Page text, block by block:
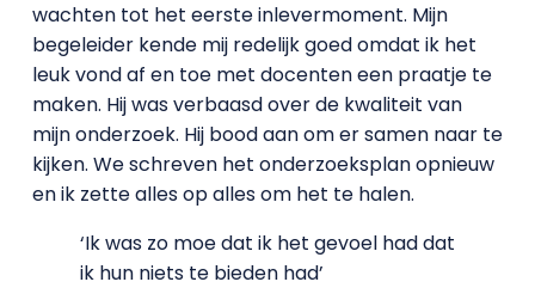
wachten tot het eerste inlevermoment. Mijn
begeleider kende mij redelijk goed omdat ik het
leuk vond af en toe met docenten een praatje te
maken. Hij was verbaasd over de kwaliteit van
mijn onderzoek. Hij bood aan om er samen naar te
kijken. We schreven het onderzoeksplan opnieuw
en ik zette alles op alles om het te halen.
‘Ik was zo moe dat ik het gevoel had dat
ik hun niets te bieden had’